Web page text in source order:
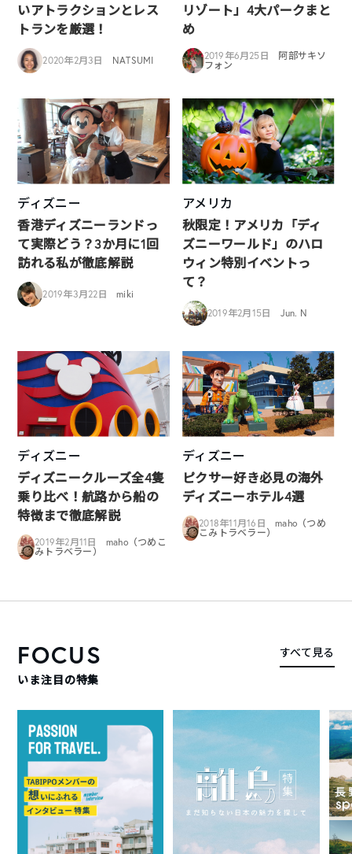
いアトラクションとレス
トランを厳選！
2020年2月3日 NATSUMI
リゾート」4大パークまと
め
2019年6月25日
阿部サキソ
フォン
ディズニー
香港ディズニーランドっ
て実際どう？3か月に1回
訪れる私が徹底解説
2019年3月22日 miki
アメリカ
秋限定！アメリカ「ディ
ズニーワールド」のハロ
ウィン特別イベントっ
て？
2019年2月15日 Jun. N
ディズニー
ディズニークルーズ全4隻
乗り比べ！航路から船の
特徴まで徹底解説
2019年2月11日
maho（つめこ
みトラベラー）
ディズニー
ピクサー好き必見の海外
ディズニーホテル4選
2018年11月16日
maho（つめ
こみトラベラー）
FOCUS
いま注目の特集
すべて見る